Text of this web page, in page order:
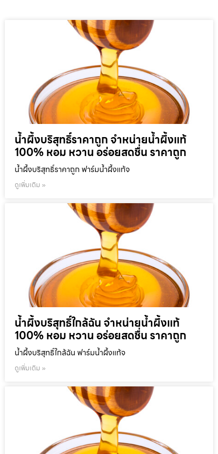
น้ำผึ้งบริสุทธิ์ราคาถูก จำหน่ายน้ำผึ้งแท้
100% หอม หวาน อร่อยสดชื่น ราคาถูก
น้ำผึ้งบริสุทธิ์ราคาถูก ฟาร์มน้ำผึ้งแท้จ
ดูเพิ่มเติม »
น้ำผึ้งบริสุทธิ์ใกล้ฉัน จำหน่ายน้ำผึ้งแท้
100% หอม หวาน อร่อยสดชื่น ราคาถูก
น้ำผึ้งบริสุทธิ์ใกล้ฉัน ฟาร์มน้ำผึ้งแท้จ
ดูเพิ่มเติม »